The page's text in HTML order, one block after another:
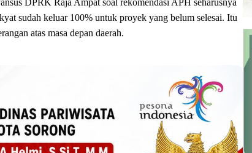
sudah keluar 100% untuk proyek yang belum selesai. Itu
atas masa depan daerah.